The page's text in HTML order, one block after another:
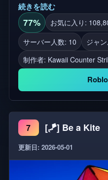
Zone Zero、Wuthering
どのゲームからインスパ
を作成しています。 す
めにファンによって本物
また、軍のテーマのアニ
からインスパイアされた
ルのコミュニティデザインもあ
標は、服のマーケット
ことです。愛を持って
全員をつなぐゲームへの深い感
ェクトは、Blackout Site
のクレジットを完了して
とんどは衣装デザイナ
続きを読む
77% お気に入り:
サーバー人数: 10
ジャ
制作者: Kawaii Counter
7 [🪁] Be a Kite
更新日: 2026-05-01